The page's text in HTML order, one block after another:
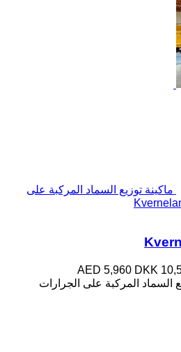
ماكينة توزيع السماد المركبة على
DKK
السماد المركبة على الجرارات